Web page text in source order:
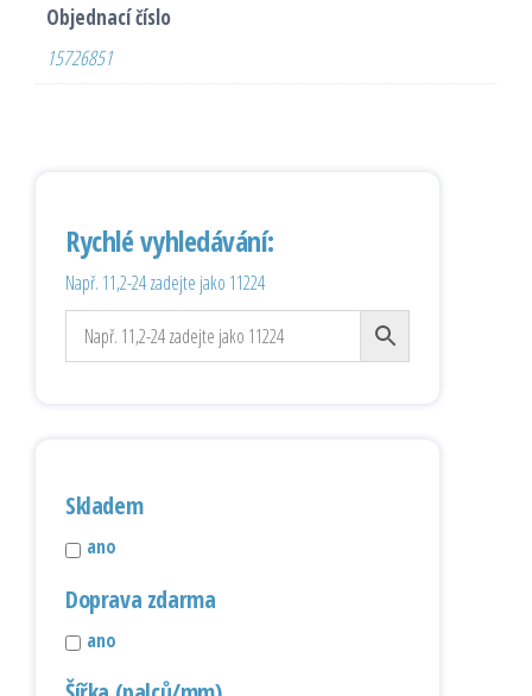
Objednací číslo
15726851
Rychlé vyhledávání:
Např. 11,2-24 zadejte jako 11224
Skladem
ano
Doprava zdarma
ano